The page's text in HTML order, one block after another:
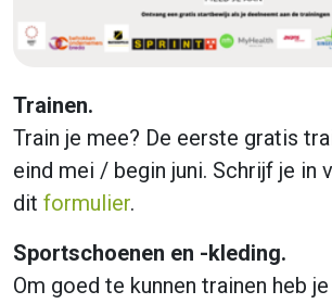
Trainen.
Train je mee? De eerste gratis
eind mei / begin juni. Schrijf je in
dit formulier.
Sportschoenen en -kleding.
Om goed te kunnen trainen heb